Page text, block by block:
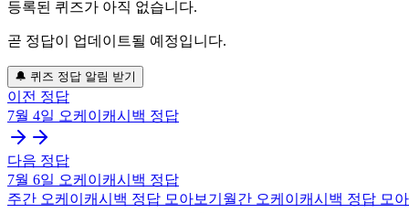
등록된 퀴즈가 아직 없습니다.
곧 정답이 업데이트될 예정입니다.
🔔 퀴즈 정답 알림 받기
이전 정답
7월 4일 오케이캐시백 정답
다음 정답
7월 6일 오케이캐시백 정답
주간 오케이캐시백 정답 모아보기 월간 오케이캐시백 정답 모